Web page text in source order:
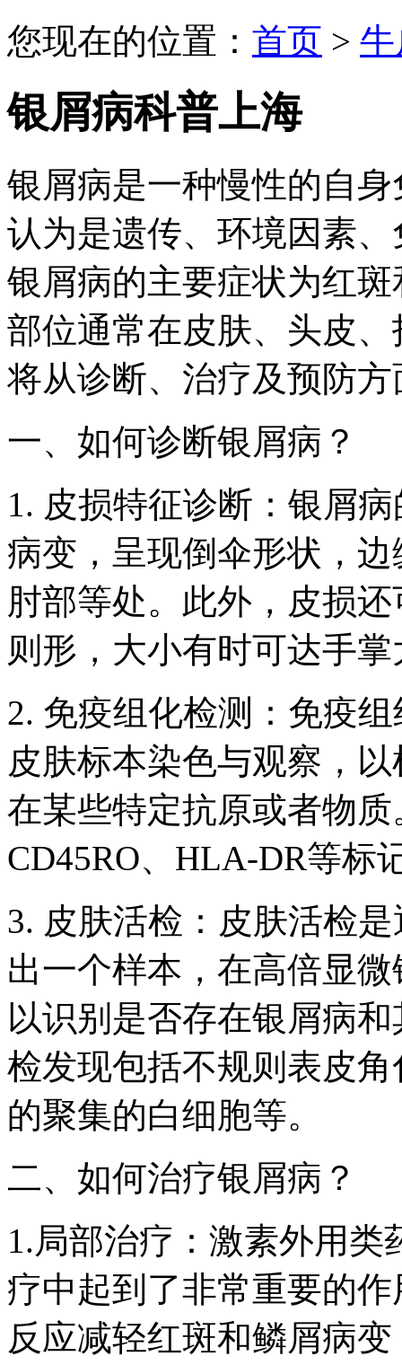
您现在的位置： 首页 >
银屑病科普上海
银屑病是一种慢性的自
认为是遗传、环境因素
银屑病的主要症状为红
部位通常在皮肤、头皮
将从诊断、治疗及预防
一、如何诊断银屑病？
1. 皮损特征诊断：银屑
病变，呈现倒伞形状，
肘部等处。此外，皮损
则形，大小有时可达手
2. 免疫组化检测：免疫
皮肤标本染色与观察，
在某些特定抗原或者物
CD45RO、HLA-DR等标
3. 皮肤活检：皮肤活检
出一个样本，在高倍显
以识别是否存在银屑病
检发现包括不规则表皮
的聚集的白细胞等。
二、如何治疗银屑病？
1.局部治疗：激素外用
疗中起到了非常重要的
反应减轻红斑和鳞屑病